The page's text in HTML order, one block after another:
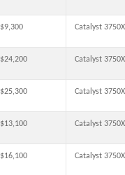
$9,300 Catalyst
$24,200 Catalyst
$25,300 Catalyst
$13,100 Catalyst
$16,100 Catalyst